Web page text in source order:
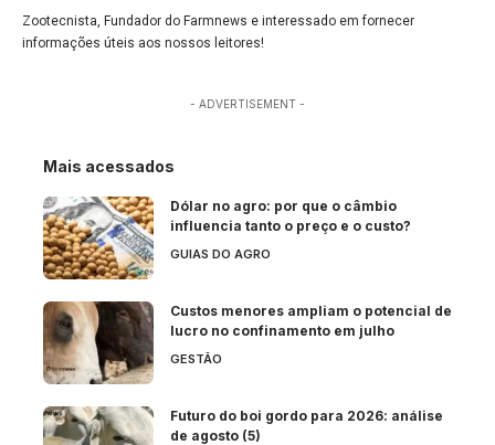
Zootecnista, Fundador do Farmnews e interessado em fornecer
informações úteis aos nossos leitores!
- ADVERTISEMENT -
Mais acessados
Dólar no agro: por que o câmbio
influencia tanto o preço e o custo?
GUIAS DO AGRO
Custos menores ampliam o potencial de
lucro no confinamento em julho
GESTÃO
Futuro do boi gordo para 2026: análise
de agosto (5)